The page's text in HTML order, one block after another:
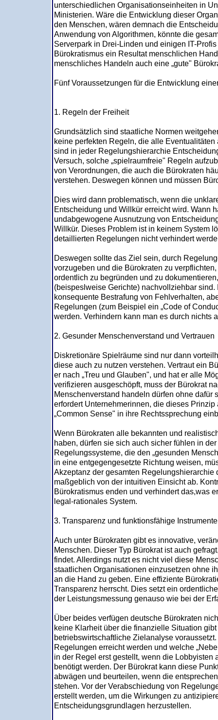
unterschiedlichen Organisationseinheiten in
Ministerien. Wäre die Entwicklung dieser
den Menschen, wären demnach die
Anwendung von Algorithmen, könnte die
Serverpark in Drei-Linden und einigen IT-
Bürokratismus ein Resultat menschlichen
menschliches Handeln auch eine „gute"
Fünf Voraussetzungen für die Entwicklung
1. Regeln der Freiheit
Grundsätzlich sind staatliche Normen
keine perfekten Regeln, die alle
sind in jeder Regelungshierarchie
Versuch, solche „spielraumfreie" Regeln
von Verordnungen, die auch die Bürokraten
verstehen. Deswegen können und müssen
Dies wird dann problematisch, wenn die
Entscheidung und Willkür erreicht wird. Wann
undabgewogene Ausnutzung von
Willkür. Dieses Problem ist in keinem System
detaillierten Regelungen nicht verhindert
Deswegen sollte das Ziel sein, durch
vorzugeben und die Bürokraten zu
ordentlich zu begründen und zu
(beispeslweise Gerichte) nachvollziehbar
konsequente Bestrafung von Fehlverhalten,
Regelungen (zum Beispiel ein „Code of
werden. Verhindern kann man es durch nichts
2. Gesunder Menschenverstand und Vertrauen
Diskretionäre Spielräume sind nur dann
diese auch zu nutzen verstehen. Vertraut ein
er nach „Treu und Glauben", und hat er alle
verifizieren ausgeschöpft, muss der Bürokrat
Menschenverstand handeln dürfen ohne dafür
erfordert Unternehmerinnen, die dieses
„Common Sense" in ihre Rechtssprechung
Wenn Bürokraten alle bekannten und
haben, dürfen sie sich auch sicher fühlen in
Regelungssysteme, die den „gesunden
in eine entgegengesetzte Richtung weisen,
Akzeptanz der gesamten Regelungshierarchie
maßgeblich von der intuitiven Einsicht ab.
Bürokratismus enden und verhindert das,was
legal-rationales System.
3. Transparenz und funktionsfähige Instrumente
Auch unter Bürokraten gibt es innovative,
Menschen. Dieser Typ Bürokrat ist auch
findet. Allerdings nutzt es nicht viel diese
staatlichen Organisationen einzusetzen ohne
an die Hand zu geben. Eine effiziente
Transparenz herrscht. Dies setzt ein
der Leistungsmessung genauso wie bei der
Über beides verfügen deutsche Bürokraten
keine Klarheit über die finanzielle Situation
betriebswirtschaftliche Zielanalyse
Regelungen erreicht werden und welche
in der Regel erst gestellt, wenn die Lobbyisten
benötigt werden. Der Bürokrat kann diese
abwägen und beurteilen, wenn die
stehen. Vor der Verabschiedung von
erstellt werden, um die Wirkungen zu
Entscheidungsgrundlagen herzustellen.